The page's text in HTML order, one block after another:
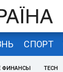
СПОРТ
ФИНАНСЫ TECH